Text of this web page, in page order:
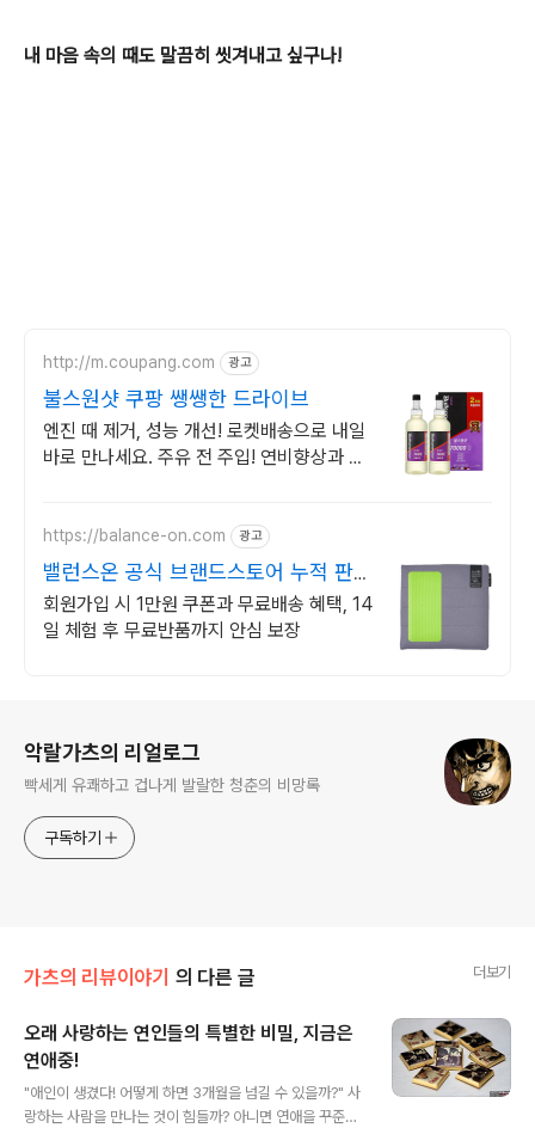
내 마음 속의 때도 말끔히 씻겨내고 싶구나!
http://m.coupang.com 광고
불스원샷 쿠팡 쌩쌩한 드라이브
엔진 때 제거, 성능 개선! 로켓배송으로 내일
바로 만나세요. 주유 전 주입! 연비향상과 카
https://balance-on.com 광고
밸런스온 공식 브랜드스토어 누적 판매
량 135만 돌파!
회원가입 시 1만원 쿠폰과 무료배송 혜택, 14
일 체험 후 무료반품까지 안심 보장
악랄가츠의 리얼로그
빡세게 유쾌하고 겁나게 발랄한 청춘의 비망록
구독하기
가츠의 리뷰이야기 의 다른 글 더보기
오래 사랑하는 연인들의 특별한 비밀, 지금은
연애중!
"애인이 생겼다! 어떻게 하면 3개월을 넘길 수 있을까?" 사
랑하는 사람을 만나는 것이 힘들까? 아니면 연애을 꾸준하